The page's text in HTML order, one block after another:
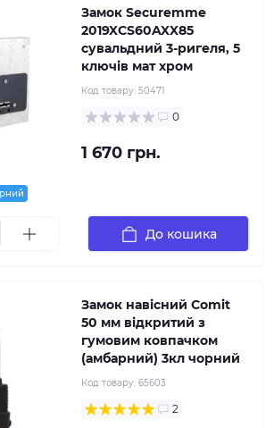
Замок Securemme
2019XCS60AXX85
сувальдний 3-ригеля, 5
ключів мат хром
Код товару: 50471
0
1 670 грн.
До кошика
Замок навісний Comit
50 мм відкритий з
гумовим ковпачком
(амбарний) 3кл чорний
Код товару: 65603
2